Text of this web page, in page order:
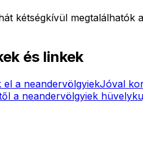
kétségkívül
és linkek
el a neandervölgyiekJóval
a neandervölgyiek